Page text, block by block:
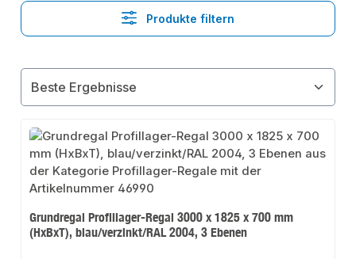
Produkte filtern
Grundregal Profillager-Regal 3000 x 1825 x 700 mm
(HxBxT), blau/verzinkt/RAL 2004, 3 Ebenen